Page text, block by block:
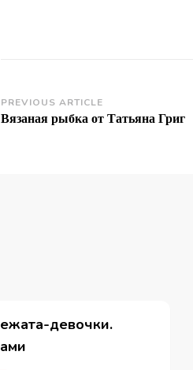
Post
Navigation
PREVIOUS ARTICLE
Вязаная рыбка от Татьяна Григ